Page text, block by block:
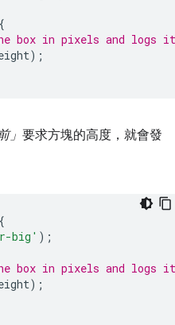
{
box in pixels and logs
);
」 要求方塊的高度，就會發
{
big' );
box in pixels and logs
);